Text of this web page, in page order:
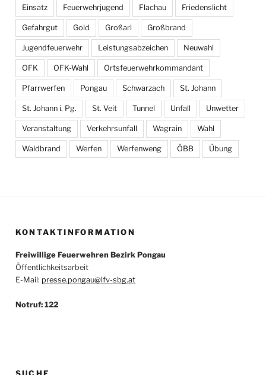
Einsatz Feuerwehrjugend Flachau Friedenslicht
Gefahrgut Gold Großarl Großbrand
Jugendfeuerwehr Leistungsabzeichen Neuwahl
OFK OFK-Wahl Ortsfeuerwehrkommandant
Pfarrwerfen Pongau Schwarzach St. Johann
St. Johann i. Pg. St. Veit Tunnel Unfall Unwetter
Veranstaltung Verkehrsunfall Wagrain Wahl
Waldbrand Werfen Werfenweng ÖBB Übung
KONTAKTINFORMATION
Freiwillige Feuerwehren Bezirk Pongau
Öffentlichkeitsarbeit
E-Mail: presse.pongau@lfv-sbg.at
Notruf: 122